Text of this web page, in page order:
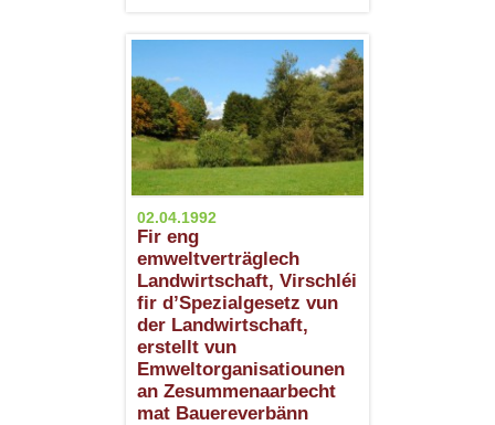
02.04.1992
Fir eng
emweltverträglech
Landwirtschaft, Virschléi
fir d’Spezialgesetz vun
der Landwirtschaft,
erstellt vun
Emweltorganisatiounen
an Zesummenaarbecht
mat Bauereverbänn